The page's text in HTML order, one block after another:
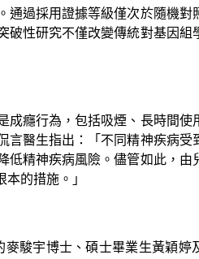
通過採用證據等級僅次於隨機對
性研究不僅改變傳統對基因組
成癮行為，包括吸煙、長時間使
言醫生指出：「不同精神疾病受
低精神疾病風險。儘管如此，由
的措施。」
駿宇博士、碩士畢業生黃穎婷